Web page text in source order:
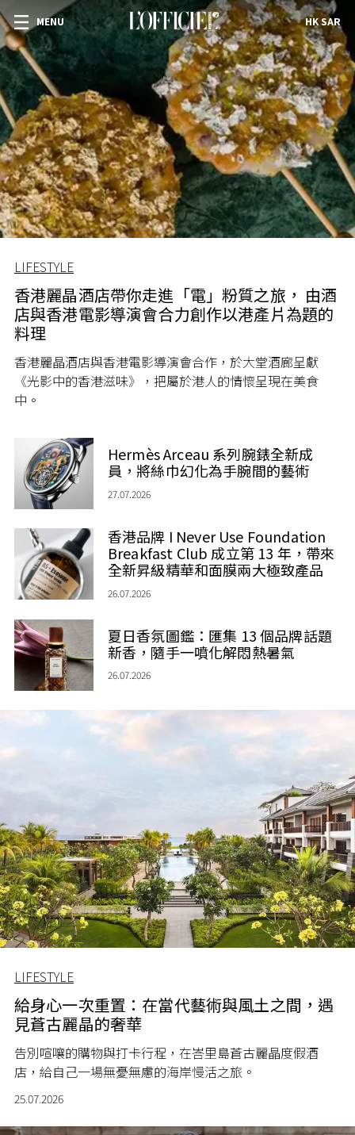
MENU HK SAR
LIFESTYLE
香港麗晶酒店帶你走進「電」粉質之旅， 由酒
店與香港電影導演會合力創作以港產片為題的
料理
香港麗晶酒店與香港電影導演會合作，於大堂酒廊呈獻
《光影中的香港滋味》，把屬於港人的情懷呈現在美食
中。
Hermès Arceau 系列腕錶全新成
員，將絲巾幻化為手腕間的藝術
27.07.2026
香港品牌 I Never Use Foundation
Breakfast Club 成立第 13 年，帶來
全新昇級精華和面膜兩大極致產品
26.07.2026
夏日香氛圖鑑：匯集 13 個品牌話題
新香，隨手一噴化解悶熱暑氣
26.07.2026
LIFESTYLE
給身心一次重置：在當代藝術與風土之間，遇
見蒼古麗晶的奢華
告別喧嚷的購物與打卡行程，在峇里島蒼古麗晶度假酒
店，給自己一場無憂無慮的海岸慢活之旅。
25.07.2026